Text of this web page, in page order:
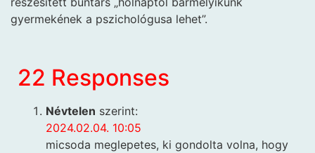
gyermekének a pszichológusa lehet”.
22 Responses
Névtelen szerint:
2024.02.04. 10:05
micsoda meglepetes, ki gondolta volna, hogy